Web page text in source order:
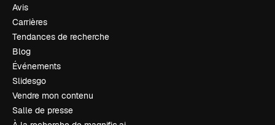
Avis
Carrières
Tendances de recherche
Blog
Événements
Slidesgo
Vendre mon contenu
Salle de presse